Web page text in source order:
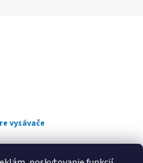
vysávače